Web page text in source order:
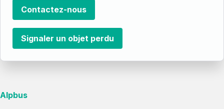
Contactez-nous
Signaler un objet perdu
Alpbus